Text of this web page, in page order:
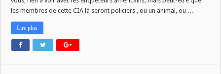
les membres de cette CIA là seront policiers , ou un animal, ou …
Lire plus